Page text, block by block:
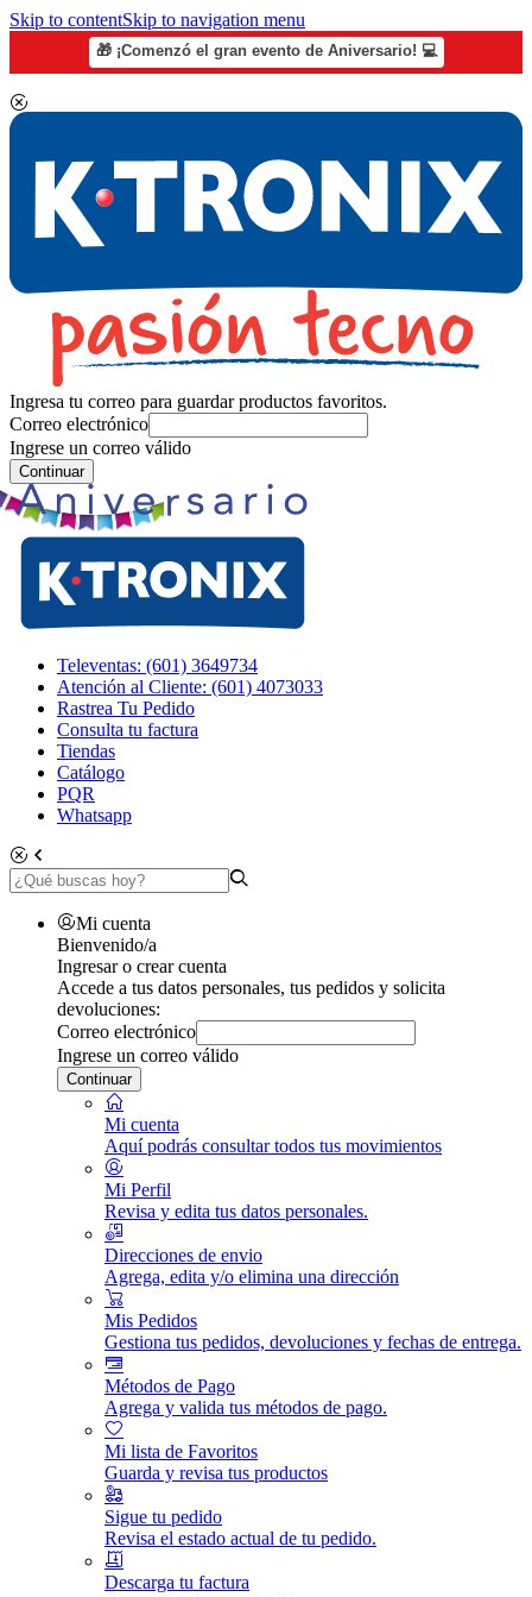
Skip to contentSkip to navigation menu
🎁 ¡Comenzó el gran evento de Aniversario! 💻
Ingresa tu correo para guardar productos favoritos.
Correo electrónico
Ingrese un correo válido
Continuar
Televentas: (601) 3649734
Atención al Cliente: (601) 4073033
Rastrea Tu Pedido
Consulta tu factura
Tiendas
Catálogo
PQR
Whatsapp
Mi cuenta
Bienvenido/a
Ingresar o crear cuenta
Accede a tus datos personales, tus pedidos y solicita
devoluciones:
Correo electrónico
Ingrese un correo válido
Continuar
Mi cuenta
Aquí podrás consultar todos tus movimientos
Mi Perfil
Revisa y edita tus datos personales.
Direcciones de envio
Agrega, edita y/o elimina una dirección
Mis Pedidos
Gestiona tus pedidos, devoluciones y fechas de entrega.
Métodos de Pago
Agrega y valida tus métodos de pago.
Mi lista de Favoritos
Guarda y revisa tus productos
Sigue tu pedido
Revisa el estado actual de tu pedido.
Descarga tu factura